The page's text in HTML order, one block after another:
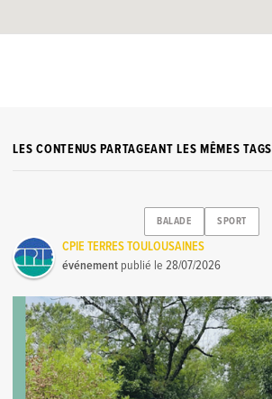
LES CONTENUS PARTAGEANT LES MÊMES TAGS
BALADE SPORT
CPIE TERRES TOULOUSAINES
événement publié le28/07/2026